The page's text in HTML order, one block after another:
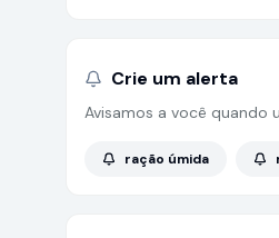
Crie um alerta
Avisamos a você
ração úmida